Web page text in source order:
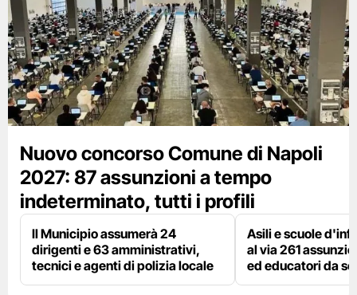
Nuovo concorso Comune di Napoli
2027: 87 assunzioni a tempo
indeterminato, tutti i profili
Il Municipio assumerà 24
dirigenti e 63 amministrativi,
tecnici e agenti di polizia locale
Asili e scuole
al via 261
ed educatori da